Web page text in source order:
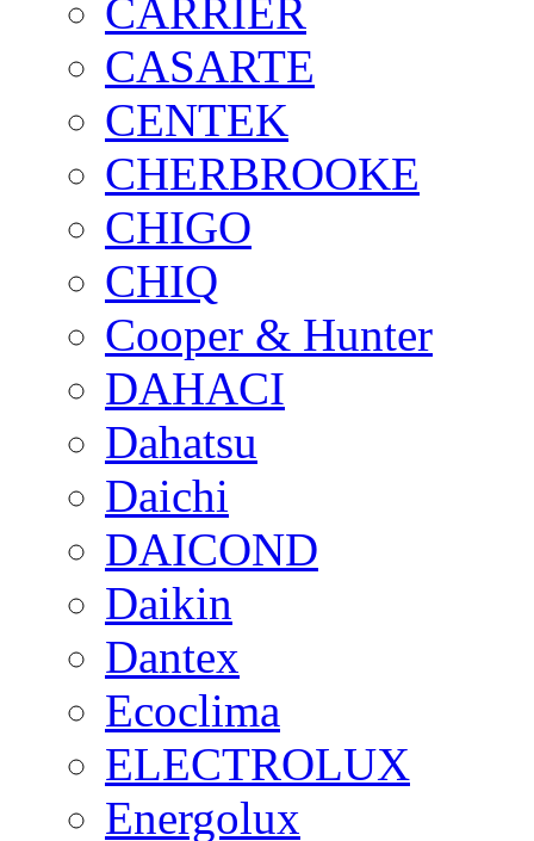
CARRIER
CASARTE
CENTEK
CHERBROOKE
CHIGO
CHIQ
Cooper & Hunter
DAHACI
Dahatsu
Daichi
DAICOND
Daikin
Dantex
Ecoclima
ELECTROLUX
Energolux